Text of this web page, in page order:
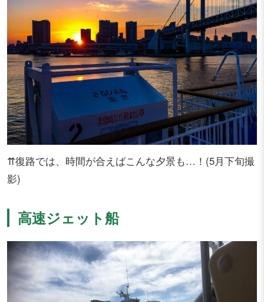
⇈復路では、時間が合えばこんな夕景も…！(5月下旬撮
影)
高速ジェット船